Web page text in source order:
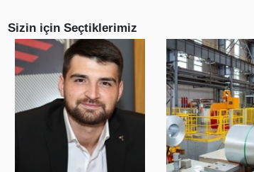
Sizin için Seçtiklerimiz